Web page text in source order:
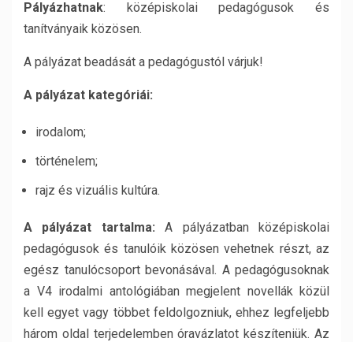
Pályázhatnak: középiskolai pedagógusok és
tanítványaik közösen.
A pályázat beadását a pedagógustól várjuk!
A pályázat kategóriái:
irodalom;
történelem;
rajz és vizuális kultúra.
A pályázat tartalma: A pályázatban középiskolai
pedagógusok és tanulóik közösen vehetnek részt, az
egész tanulócsoport bevonásával. A pedagógusoknak
a V4 irodalmi antológiában megjelent novellák közül
kell egyet vagy többet feldolgozniuk, ehhez legfeljebb
három oldal terjedelemben óravázlatot készíteniük. Az